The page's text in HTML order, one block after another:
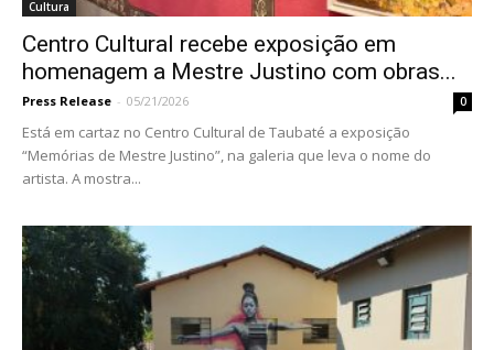
Cultura
Centro Cultural recebe exposição em
homenagem a Mestre Justino com obras...
Press Release - 05/21/2026 0
Está em cartaz no Centro Cultural de Taubaté a exposição
“Memórias de Mestre Justino”, na galeria que leva o nome do
artista. A mostra...